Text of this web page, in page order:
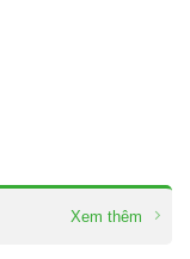
Xem thêm